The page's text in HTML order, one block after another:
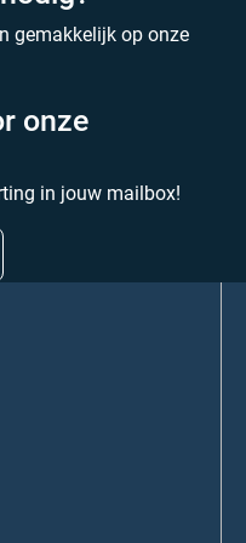
gemakkelijk op onze
onze
in jouw mailbox!